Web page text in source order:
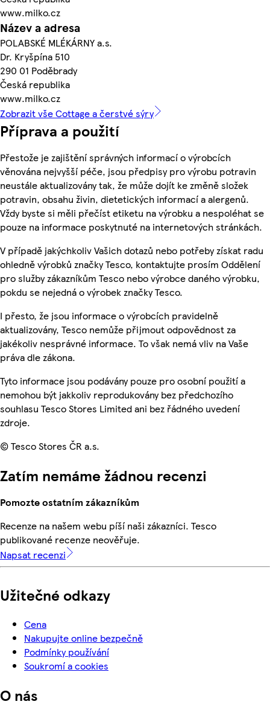
www.milko.cz
Název a adresa
POLABSKÉ MLÉKÁRNY a.s.
Dr. Kryšpína 510
290 01 Poděbrady
Česká republika
www.milko.cz
Zobrazit vše Cottage a čerstvé sýry
Příprava a použití
Přestože je zajištění správných informací o výrobcích
věnována nejvyšší péče, jsou předpisy pro výrobu potravin
neustále aktualizovány tak, že může dojít ke změně složek
potravin, obsahu živin, dietetických informací a alergenů.
Vždy byste si měli přečíst etiketu na výrobku a nespoléhat se
pouze na informace poskytnuté na internetových stránkách.
V případě jakýchkoliv Vašich dotazů nebo potřeby získat radu
ohledně výrobků značky Tesco, kontaktujte prosím Oddělení
pro služby zákazníkům Tesco nebo výrobce daného výrobku,
pokdu se nejedná o výrobek značky Tesco.
I přesto, že jsou informace o výrobcích pravidelně
aktualizovány, Tesco nemůže přijmout odpovědnost za
jakékoliv nesprávné informace. To však nemá vliv na Vaše
práva dle zákona.
Tyto informace jsou podávány pouze pro osobní použití a
nemohou být jakkoliv reprodukovány bez předchozího
souhlasu Tesco Stores Limited ani bez řádného uvedení
zdroje.
© Tesco Stores ČR a.s.
Zatím nemáme žádnou recenzi
Pomozte ostatním zákazníkům
Recenze na našem webu píší naši zákazníci. Tesco
publikované recenze neověřuje.
Napsat recenzi
Užitečné odkazy
Cena
Nakupujte online bezpečně
Podmínky používání
Soukromí a cookies
O nás